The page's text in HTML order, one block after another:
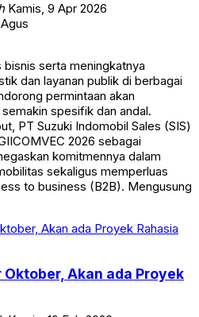
Kamis, 9 Apr 2026
serta meningkatnya
dan layanan publik di berbagai
permintaan akan
spesifik dan andal.
PT Suzuki Indomobil Sales (SIS)
2026 sebagai
komitmennya dalam
sekaligus memperluas
to business (B2B). Mengusung
Akan ada Proyek